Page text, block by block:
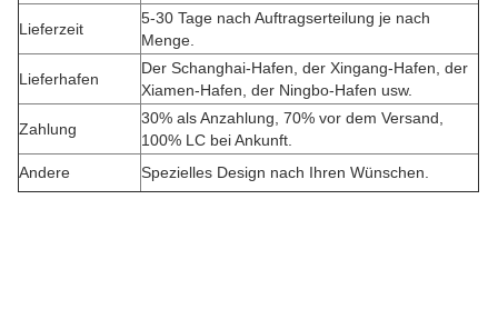
Lieferzeit
5-30 Tage nach Auftragserteilung je nach
Menge.
Lieferhafen
Der Schanghai-Hafen, der Xingang-Hafen, der
Xiamen-Hafen, der Ningbo-Hafen usw.
Zahlung
30% als Anzahlung, 70% vor dem Versand,
100% LC bei Ankunft.
Andere
Spezielles Design nach Ihren Wünschen.